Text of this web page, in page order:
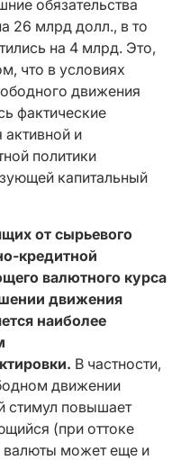
обязательства
26 млрд долл., в то
на 4 млрд. Это,
что в условиях
движения
фактические
и
политики
капитальный
от сырьевого
кредитной
валютного курса
движения
наиболее
В частности,
движении
стимул повышает
(при оттоке
валюты может еще и